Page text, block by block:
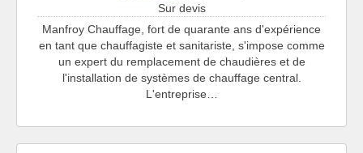
Sur devis
Manfroy Chauffage, fort de quarante ans d'expérience
en tant que chauffagiste et sanitariste, s'impose comme
un expert du remplacement de chaudières et de
l'installation de systèmes de chauffage central.
L'entreprise…